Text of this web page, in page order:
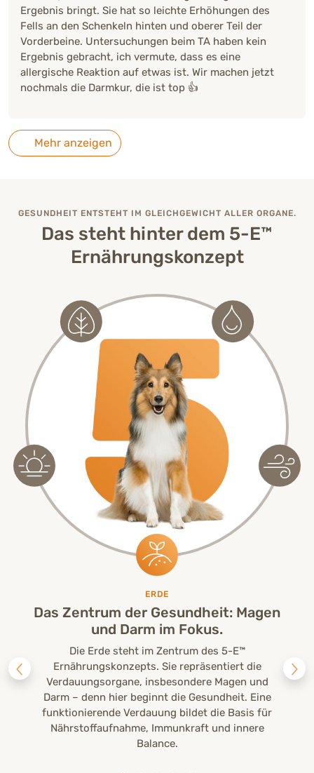
Ergebnis bringt. Sie hat so leichte Erhöhungen des
Fells an den Schenkeln hinten und oberer Teil der
Vorderbeine. Untersuchungen beim TA haben kein
Ergebnis gebracht, ich vermute, dass es eine
allergische Reaktion auf etwas ist. Wir machen jetzt
nochmals die Darmkur, die ist top 👍
Mehr anzeigen
GESUNDHEIT ENTSTEHT IM GLEICHGEWICHT ALLER ORGANE.
Das steht hinter dem 5-E™
Ernährungskonzept
ERDE
Das Zentrum der Gesundheit: Magen
und Darm im Fokus.
Die Erde steht im Zentrum des 5-E™
Ernährungskonzepts. Sie repräsentiert die
Verdauungsorgane, insbesondere Magen und
Darm – denn hier beginnt die Gesundheit. Eine
funktionierende Verdauung bildet die Basis für
Nährstoffaufnahme, Immunkraft und innere
Balance.